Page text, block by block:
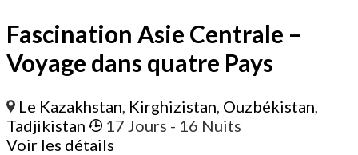
Fascination Asie Centrale –
Voyage dans quatre Pays
Le Kazakhstan Kirghizistan Ouzbékistan
Tadjikistan
17 Jours - 16 Nuits
Voir les détails